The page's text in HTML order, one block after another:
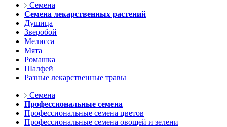
Семена
Семена лекарственных растений
Душица
Зверобой
Мелисса
Мята
Ромашка
Шалфей
Разные лекарственные травы
Семена
Профессиональные семена
Профессиональные семена цветов
Профессиональные семена овощей и зелени